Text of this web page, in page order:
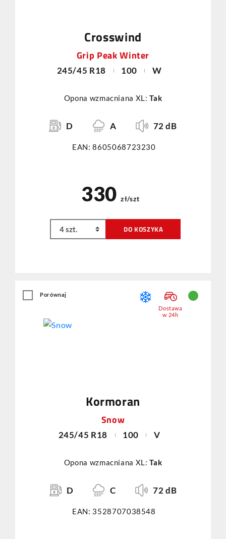
Crosswind
Grip Peak Winter
245/45 R18 100 W
Opona wzmacniana XL:Tak
D A 72 dB
EAN: 8605068723230
330 zł/szt
DO KOSZYKA
Kormoran
Snow
245/45 R18 100 V
Opona wzmacniana XL:Tak
D C 72 dB
EAN: 3528707038548
Porównaj
Dostawa
w 24h